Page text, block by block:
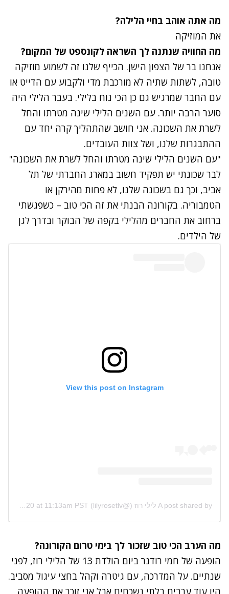
מה אתה אוהב בחיי הלילה?
את המוזיקה
מה החוויה שנתנה לך השראה לקונספט של המקום?
אנחנו בר של הצפון הישן. הכייף שלנו זה לשמוע מוזיקה
טובה, לשתות שתיה לא מורכבת מדי ולקבוע עם הדייט או
עם החבר שמרגיש גם כן הכי נוח בלילי. בעבר הלילי היה
סוער הרבה יותר. עם השנים הלילי שינה מטרתו והחל
לשרת את השכונה. אני חושב שהתהליך קרה יחד עם
ההתבגרות שלנו, ושל צוות העובדים.
"עם השנים הלילי שינה מטרתו והחל לשרת את השכונה"
לבר שכונתי יש תפקיד חשוב במארג החברתי של תל
אביב, וכך גם בשכונה שלנו, לא פחות מהירקן או
הטמבוריה. בקורונה הבנתי את זה הכי טוב – כשפגשתי
ברחוב את החברים מהלילי בקפה של הבוקר ובדרך לגן
של הילדים.
View this post on Instagram
A post shared by לילי רוז (@lilyrosetlv) Jan 24, 2020 at 11:13am PST
מה הערב הכי טוב שזכור לך בימי טרום הקורונה?
הופעה של חמי רודנר ביום הולדת 13 של הלילי רוז, לפני
שנתיים. על המדרכה, עם גיטרה וקהל בחצי עיגול מסביב.